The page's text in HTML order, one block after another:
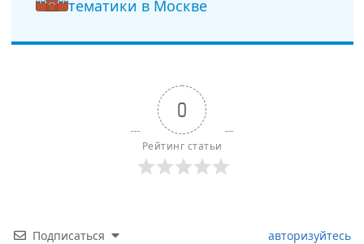
тематики в Москве
0
Рейтинг статьи
Подписаться авторизуйтесь